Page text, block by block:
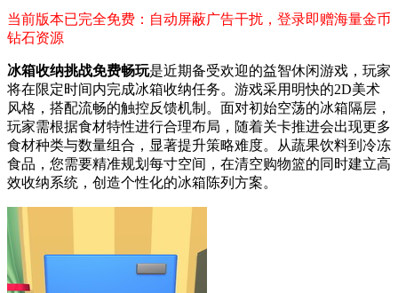
当前版本已完全免费：自动屏蔽广告干扰，登录即赠海量金币
钻石资源
冰箱收纳挑战免费畅玩是近期备受欢迎的益智休闲游戏，玩家
将在限定时间内完成冰箱收纳任务。游戏采用明快的2D美术
风格，搭配流畅的触控反馈机制。面对初始空荡的冰箱隔层，
玩家需根据食材特性进行合理布局，随着关卡推进会出现更多
食材种类与数量组合，显著提升策略难度。从蔬果饮料到冷冻
食品，您需要精准规划每寸空间，在清空购物篮的同时建立高
效收纳系统，创造个性化的冰箱陈列方案。